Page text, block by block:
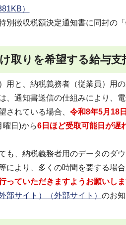
）
別徴収税額決定通知書に同封の
取りを希望する給与支
用と、納税義務者（従業員）用の
、通知書送信の仕組みにより、
されている場合、 令和8年5月18
曜日)から6日ほど受取可能日が遅
も、納税義務者用のデータのダ
により、多くの時間を要する場
っていただきますようお願いし
部サイト）（外部サイト） のお